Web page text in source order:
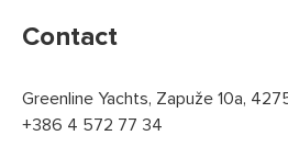
Contact
Greenline Yachts, Zapuže 10a,
+386 4 572 77 34